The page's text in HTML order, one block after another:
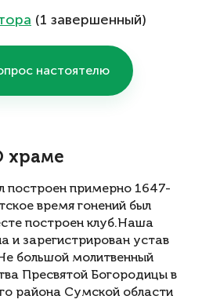
(1 завершенный)
настоятелю
храме
примерно 1647-
время гонений был
построен клуб.Наша
и зарегистрирован устав
большой молитвенный
Пресвятой Богородицы в
района Сумской области